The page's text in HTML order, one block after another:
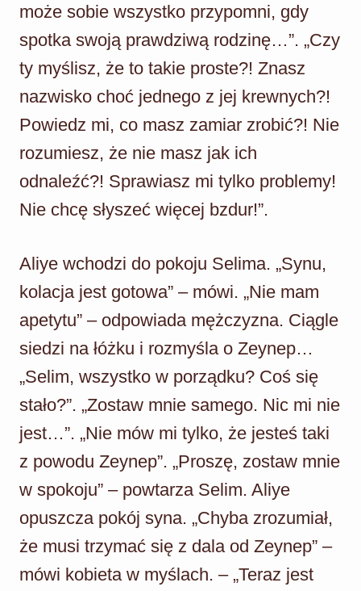
może sobie wszystko przypomni, gdy
spotka swoją prawdziwą rodzinę…”. „Czy
ty myślisz, że to takie proste?! Znasz
nazwisko choć jednego z jej krewnych?!
Powiedz mi, co masz zamiar zrobić?! Nie
rozumiesz, że nie masz jak ich
odnaleźć?! Sprawiasz mi tylko problemy!
Nie chcę słyszeć więcej bzdur!”.
Aliye wchodzi do pokoju Selima. „Synu,
kolacja jest gotowa” – mówi. „Nie mam
apetytu” – odpowiada mężczyzna. Ciągle
siedzi na łóżku i rozmyśla o Zeynep…
„Selim, wszystko w porządku? Coś się
stało?”. „Zostaw mnie samego. Nic mi nie
jest…”. „Nie mów mi tylko, że jesteś taki
z powodu Zeynep”. „Proszę, zostaw mnie
w spokoju” – powtarza Selim. Aliye
opuszcza pokój syna. „Chyba zrozumiał,
że musi trzymać się z dala od Zeynep” –
mówi kobieta w myślach. – „Teraz jest